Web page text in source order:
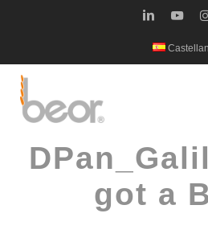
content
linkedinyoutube
got a